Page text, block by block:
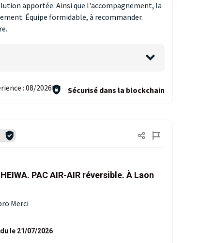
apportée. Ainsi que l'accompagnement, la
Équipe formidable, à recommander.
:08/2026 Sécurisé dans la blockchain
PAC AIR-AIR réversible. À Laon
Merci
le 21/07/2026